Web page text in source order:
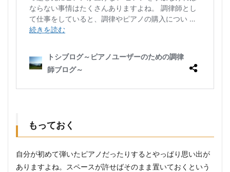
もっておく
自分が初めて弾いたピアノだったりするとやっぱり思い出が
ありますよね。スペースが許せばそのまま置いておくという